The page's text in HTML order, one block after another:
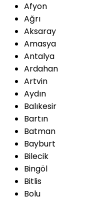
Afyon
Ağrı
Aksaray
Amasya
Antalya
Ardahan
Artvin
Aydın
Balıkesir
Bartın
Batman
Bayburt
Bilecik
Bingöl
Bitlis
Bolu